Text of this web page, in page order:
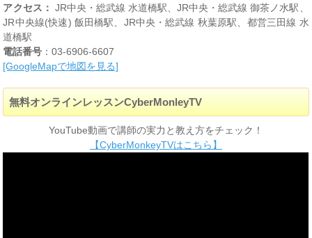
アクセス： JR中央・総武線 水道橋駅、JR中央・総武線 御茶ノ水駅、
JR中央線(快速) 飯田橋駅、JR中央・総武線 秋葉原駅、都営三田線 水
道橋駅
電話番号 ：03-6906-6607
[GoogleMapで地図を見る]
無料オンラインレッスンCyberMonleyTV
YouTube動画で講師の実力と教え方をチェック！
【CyberMonkeyTVはこちら】